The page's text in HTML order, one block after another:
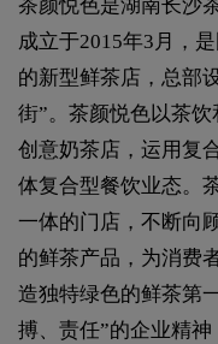
茶颜悦色是湖南长沙
成立于2015年3月，
的新型鲜茶店，总部
街”。茶颜悦色以茶
创意奶茶店，运用复
体复合型餐饮业态。
一体的门店，不断向
的鲜茶产品，为消费
造独特绿色的鲜茶第
搏、责任”的企业精